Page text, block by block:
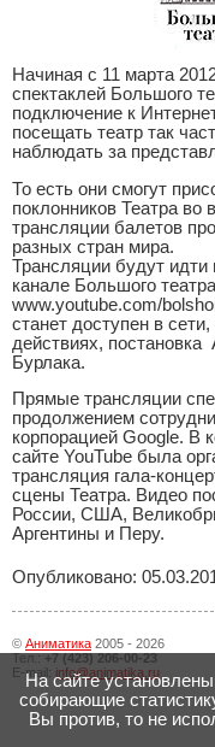
Начиная с 11 марта
спектаклей Большого
подключение к
посещать театр так
наблюдать за
То есть они смогут
поклонников Театра во
трансляции балетов
разных стран мира.
Трансляции будут
канале Большого
www.youtube.com/
станет доступен в
действиях,
Бурлака.
Прямые трансляции
продолжением
корпорацией Google. В
сайте YouTube была
трансляция гала-
сцены Театра. Видео
России, США,
Аргентины и Перу.
Опубликовано:
© Аниматика 2005 - 2026
Тел.: +7 (423) 206-00-23
E-mail: info@animatika.ru
На сайте
собирающие
Вы против, то не